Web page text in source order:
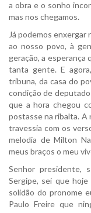
a obra e o sonho
mas nos chegamos.
Já podemos
ao nosso povo, à
geração, a
tanta gente. E
tribuna, da casa do
condição de
que a hora chegou
postasse na ribalta. A
travessia com os
melodia de Milton
meus braços o meu
Senhor presidente,
Sergipe, sei que
solidão do pronome
Paulo Freire que